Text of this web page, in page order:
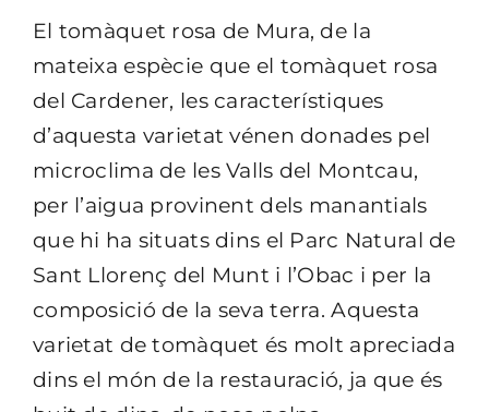
El tomàquet rosa de Mura, de la
mateixa espècie que el tomàquet rosa
del Cardener, les característiques
d’aquesta varietat vénen donades pel
microclima de les Valls del Montcau,
per l’aigua provinent dels manantials
que hi ha situats dins el Parc Natural de
Sant Llorenç del Munt i l’Obac i per la
composició de la seva terra. Aquesta
varietat de tomàquet és molt apreciada
dins el món de la restauració, ja que és